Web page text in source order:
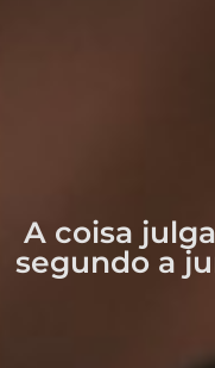
A coisa
segundo a